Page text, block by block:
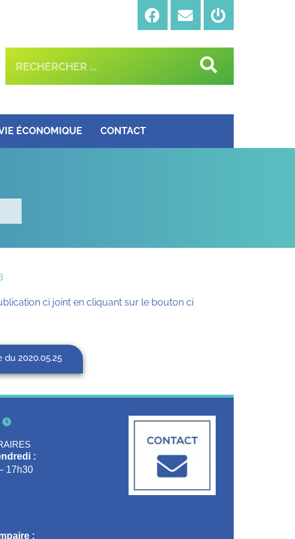
ÉCONOMIQUE CONTACT
ci joint en cliquant sur le bouton ci
du 2020.05.25
:
17h30
: